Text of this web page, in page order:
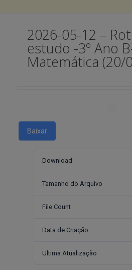
2026-05-12 –
estudo -3º Ano
Matemática (20/
Baixar
Download
Tamanho do Arquivo
File Count
Data de Criação
Ultima Atualização